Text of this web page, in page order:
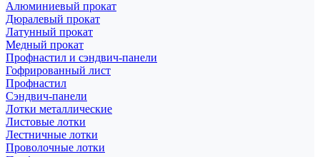
Алюминиевый прокат
Дюралевый прокат
Латунный прокат
Медный прокат
Профнастил и сэндвич-панели
Гофрированный лист
Профнастил
Сэндвич-панели
Лотки металлические
Листовые лотки
Лестничные лотки
Проволочные лотки